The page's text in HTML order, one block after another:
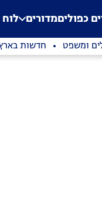
Application error: a
. כפוליםמדורים לוח
ומשפט חדשות